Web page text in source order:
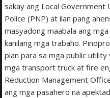
sakay ang Local Government
Police (PNP) at ilan pang
masyadong maabala ang
kanilang mga trabaho.
plan para sa mga public
mga transport truck at fire
Reduction Management
ang mga pasahero na